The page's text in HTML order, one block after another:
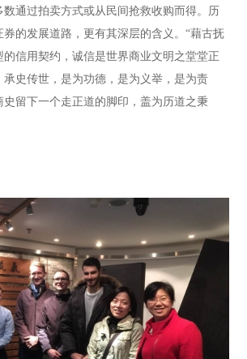
通过拍卖方式或从民间抢救收购而得。历
的发展道路，更有其深层的含义。“藉古抚
信用契约，诚信是世界商业文明之堂堂正
承史传世，是为功德，是为义举，是为责
史留下一个走正道的脚印，盖为历道之秉